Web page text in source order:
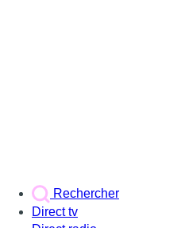
Rechercher
Direct tv